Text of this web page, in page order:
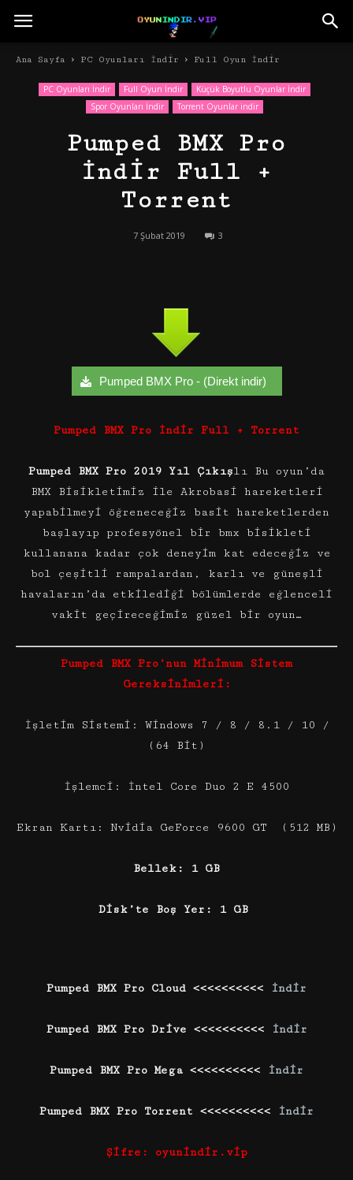
Ana Sayfa PC Oyunları İndir Full Oyun İndir
PC Oyunları İndir Full Oyun İndir
Küçük Boyutlu Oyunlar İndir
Spor Oyunları İndir
Torrent Oyunlar indir
Pumped BMX Pro
İndir Full +
Torrent
7 Şubat 2019 3
Pumped BMX Pro - (Direkt indir)
Pumped BMX Pro İndir Full + Torrent
Pumped BMX Pro 2019 Yıl Çıkışlı Bu oyun’da
BMX Bisikletimiz ile Akrobasi hareketleri
yapabilmeyi öğreneceğiz basit hareketlerden
başlayıp profesyönel bir bmx bisikleti
kullanana kadar çok deneyim kat edeceğiz ve
bol çeşitli rampalardan, karlı ve güneşli
havaların’da etkilediği bölümlerde eğlenceli
vakit geçireceğimiz güzel bir oyun…
Pumped BMX Pro’nun Minimum Sistem
Gereksinimleri:
İşletim Sistemi: Windows 7 / 8 / 8.1 / 10 /
(64 Bit)
İşlemci: İntel Core Duo 2 E 4500
Ekran Kartı: Nvidia GeForce 9600 GT (512 MB)
Bellek: 1 GB
Disk’te Boş Yer: 1 GB
Pumped BMX Pro Cloud <<<<<<<<<< İndir
Pumped BMX Pro Drive <<<<<<<<<< İndir
Pumped BMX Pro Mega <<<<<<<<<< İndir
Pumped BMX Pro Torrent <<<<<<<<<< İndir
Şifre: oyunindir.vip